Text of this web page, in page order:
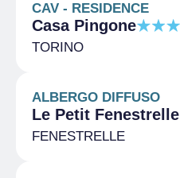
CAV - RESIDENCE
Casa Pingone
TORINO
ALBERGO DIFFUSO
Le Petit Fenestrelle
FENESTRELLE